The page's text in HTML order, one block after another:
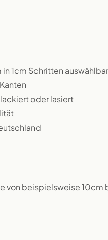
1cm Schritten auswählbar
oder lasiert
von beispielsweise 10cm